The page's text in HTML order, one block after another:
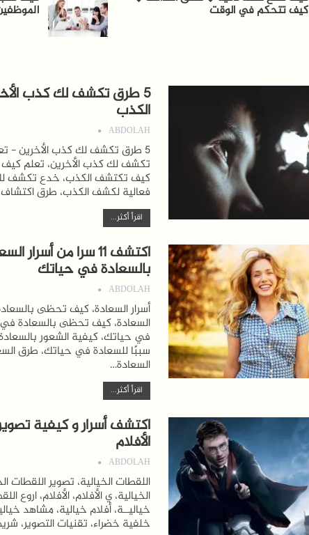
كيف تتحكم في الوقت
5 طرق تكشف لك كذب
الكذب
ABDOLAH
تكشف لك كذب الأخرين، تعلم
كيف تكتشف الكذب، خدع تكشف لك
فعالية لكشف الكذب، طرق
اقرأ أكثر...
اكتشف 11 سرا من
بالسعادة في حياتك
ABDOLAH
السعادة، كيف تحظى بالسعادة
سببًا للسعادة في حياتك، طرق
السعادة…
اقرأ أكثر...
اكتشف أسرار و كيفية
الأفلام
ABDOLAH
اللقطات الخيالية، تصوير اللقطات
الخيالية، ي الأفلام، الأفلام، اروع
خياليــة، أفلام خيالية، مشاهد
خلفية خضراء، تقنيات التصوير،